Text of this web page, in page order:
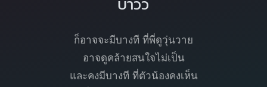
ก็อาจจะมีบางที ที่พี่ดูวุ่นวาย
อาจดูคล้ายสนใจไม่เป็น
และคงมีบางที ที่ตัวน้องคงเห็น